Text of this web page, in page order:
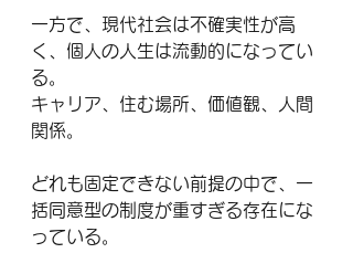
一方で、現代社会は不確実性が高
く、個人の人生は流動的になってい
る。
キャリア、住む場所、価値観、人間
関係。
どれも固定できない前提の中で、一
括同意型の制度が重すぎる存在にな
っている。